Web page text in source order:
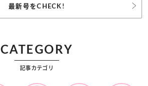
最新号をCHECK!
CATEGORY
記事カテゴリ